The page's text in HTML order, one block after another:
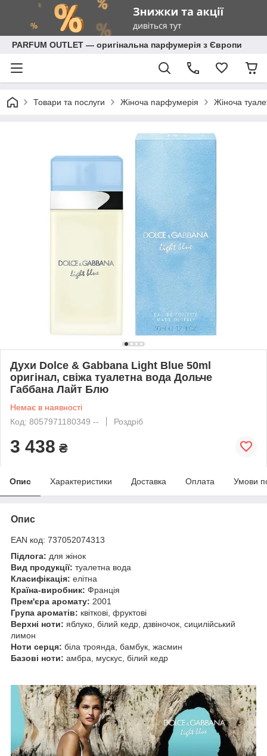
PARFUM OUTLET — оригінальна парфумерія з Європи
Товари та послуги Жіноча парфумерія Жіноча
Духи Dolce & Gabbana Light Blue 50ml
оригінал, свіжа туалетна вода Дольче
Габбана Лайт Блю
Немає в наявності
Код: 8057971180349 --
Роздріб
3 438 ₴
Опис Характеристики Доставка Оплата Умови
Опис
EAN код: 737052074313
Підлога: для жінок
Вид продукції: туалетна вода
Класифікація: елітна
Країна-виробник: Франція
Прем'єра аромату: 2001
Група ароматів: квіткові, фруктові
Верхні ноти: яблуко, білий кедр, дзвіночок, сицилійський
лимон
Ноти серця: біла троянда, бамбук, жасмин
Базові ноти: амбра, мускус, білий кедр